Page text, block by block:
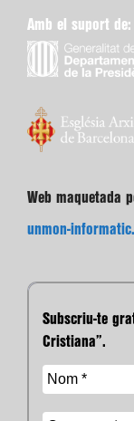
Amb el suport de:
Web maquetada
unmon-
Subscriu-te
Cristiana”.